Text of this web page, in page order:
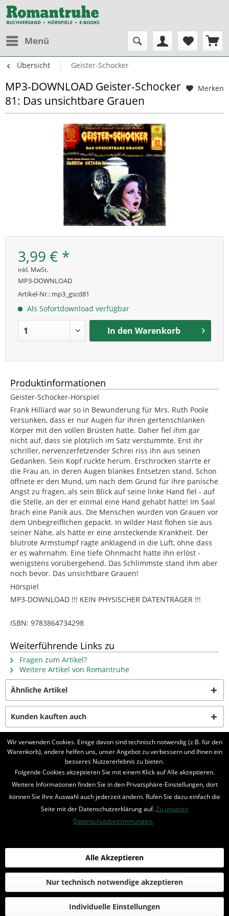
Menü
Übersicht Geister-Schocker
Merken
MP3-DOWNLOAD Geister-Schocker
81: Das unsichtbare Grauen
3,99 € *
inkl. MwSt.
MP3-DOWNLOAD
Artikel-Nr.: mp3_gscd81
Als Sofortdownload verfügbar
In den Warenkorb
Produktinformationen
Geister-Schocker-Hörspiel
Frank Hilliard war so in Bewunderung für Mrs. Ruth Poole
versunken, dass er nur Augen für ihren gertenschlanken
Körper mit den vollen Brüsten hatte. Daher fiel ihm gar
nicht auf, dass sie plötzlich im Satz verstummte. Erst ihr
schriller, nervenzerfetzender Schrei riss ihn aus seinen
Gedanken. Sein Kopf ruckte herum. Erschrocken starrte er
die Frau an, in deren Augen blankes Entsetzen stand. Schon
öffnete er den Mund, um nach dem Grund für ihre panische
Angst zu fragen, als sein Blick auf seine linke Hand fiel - auf
die Stelle, an der er einmal eine Hand gehabt hatte! Im Saal
brach eine Panik aus. Die Menschen wurden von Grauen vor
dem Unbegreiflichen gepackt. In wilder Hast flohen sie aus
seiner Nähe, als hätte er eine ansteckende Krankheit. Der
blutrote Armstumpf ragte anklagend in die Luft, ohne dass
er es wahrnahm. Eine tiefe Ohnmacht hatte ihn erlöst -
wenigstens vorübergehend. Das Schlimmste stand ihm aber
noch bevor. Das unsichtbare Grauen!
Hörspiel
MP3-DOWNLOAD !!! KEIN PHYSISCHER DATENTRÄGER !!!
ISBN: 9783864734298
Weiterführende Links zu
Fragen zum Artikel?
Weitere Artikel von Romantruhe
Ähnliche Artikel
Kunden kauften auch
Kunden haben sich ebenfalls angesehen
BELIEBTE SERIEN
UNSER SHOP
Bestellung widerrufen
* Alle Preise inkl. MwSt. und zzgl.Bearbeitungspauschale
© 2016-2022 Romantruhe - Buchversand, Joachim Otto
Wir verwenden Cookies. Einige davon sind technisch notwendig (z.B. für den
Warenkorb), andere helfen uns, unser Angebot zu verbessern und Ihnen ein
besseres Nutzererlebnis zu bieten.
Folgende Cookies akzeptieren Sie mit einem Klick auf Alle akzeptieren.
Weitere Informationen finden Sie in den Privatsphäre-Einstellungen, dort
können Sie Ihre Auswahl auch jederzeit ändern. Rufen Sie dazu einfach die
Seite mit der Datenschutzerklärung auf.Zu unseren
Datenschutzbestimmungen.
Individuelle Einstellungen
Nur technisch notwendige akzeptieren
Alle Akzeptieren